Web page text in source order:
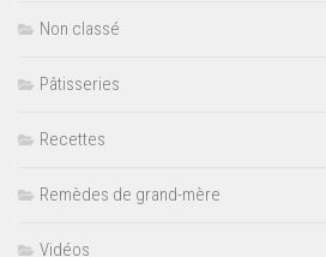
Non classé
Pâtisseries
Recettes
Remèdes de grand-mère
Vidéos